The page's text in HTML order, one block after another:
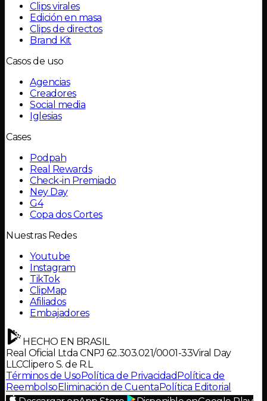
Clips virales
Edición en masa
Clips de directos
Brand Kit
Casos de uso
Agencias
Creadores
Social media
Iglesias
Cases
Podpah
Real Rewards
Check-in Premiado
Ney Day
G4
Copa dos Cortes
Nuestras Redes
Youtube
Instagram
TikTok
ClipMap
Afiliados
Embajadores
HECHO EN BRASIL
Real Oficial Ltda CNPJ 62.303.021/0001-33Viral Day
LLCClipero S. de R.L
Términos de UsoPolítica de PrivacidadPolítica de
ReembolsoEliminación de CuentaPolítica Editorial